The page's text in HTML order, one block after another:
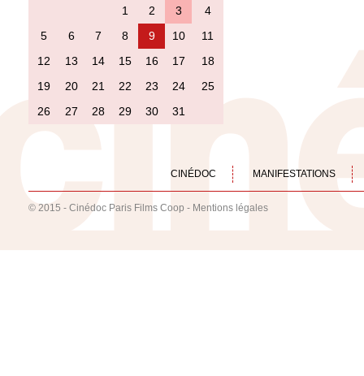
1 2 3
4
5
6 7 8 9 10
11
12
13 14 15 16 17
18
19
20 21 22 23 24
25
26
27 28 29 30 31
CINÉDOC MANIFESTATIONS
© 2015 - Cinédoc Paris Films Coop - Mentions légales